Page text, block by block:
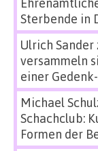
Sterbende in
Ulrich Sander
versammeln
einer
Michael
Schachclub:
Formen der